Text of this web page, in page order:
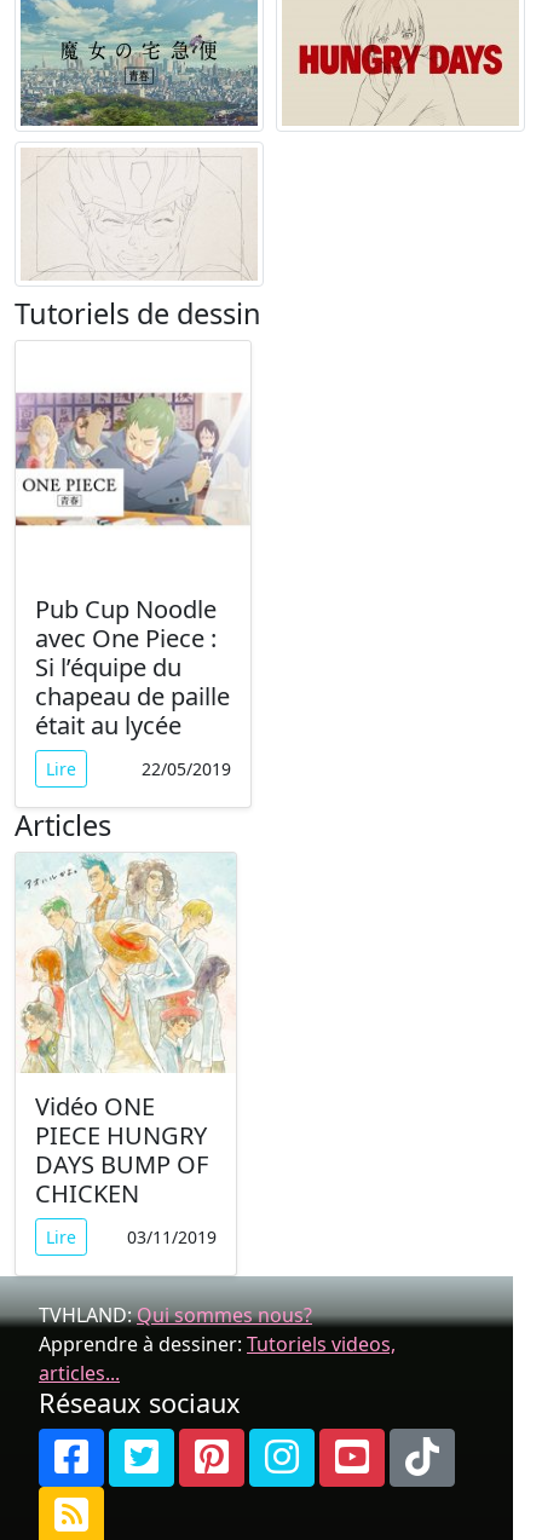
Tutoriels de dessin
Pub Cup Noodle
avec One Piece :
Si l’équipe du
chapeau de paille
était au lycée
Lire 22/05/2019
Articles
Vidéo ONE
PIECE HUNGRY
DAYS BUMP OF
CHICKEN
Lire 03/11/2019
TVHLAND:Qui sommes nous?
Apprendre à dessiner: Tutoriels videos,
articles...
Réseaux sociaux